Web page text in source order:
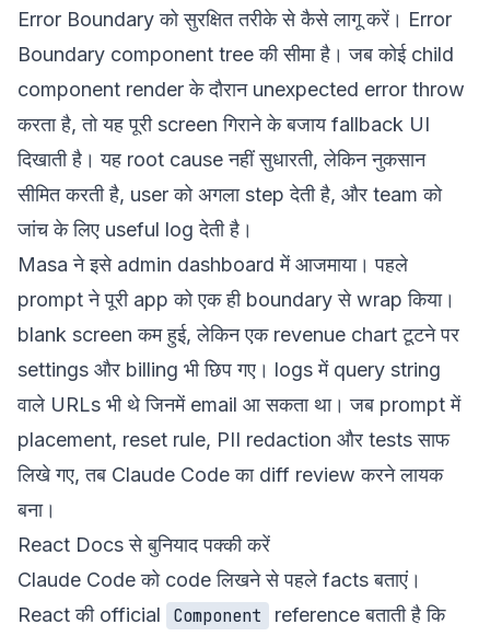
Error Boundary को सुरक्षित तरीके से कैसे लागू करें। Error
Boundary component tree की सीमा है। जब कोई child
component render के दौरान unexpected error throw
करता है, तो यह पूरी screen गिराने के बजाय fallback UI
दिखाती है। यह root cause नहीं सुधारती, लेकिन नुकसान
सीमित करती है, user को अगला step देती है, और team को
जांच के लिए useful log देती है।
Masa ने इसे admin dashboard में आजमाया। पहले
prompt ने पूरी app को एक ही boundary से wrap किया।
blank screen कम हुई, लेकिन एक revenue chart टूटने पर
settings और billing भी छिप गए। logs में query string
वाले URLs भी थे जिनमें email आ सकता था। जब prompt में
placement, reset rule, PII redaction और tests साफ
लिखे गए, तब Claude Code का diff review करने लायक
बना।
React Docs से बुनियाद पक्की करें
Claude Code को code लिखने से पहले facts बताएं।
React की official
Component referenceबताती है कि